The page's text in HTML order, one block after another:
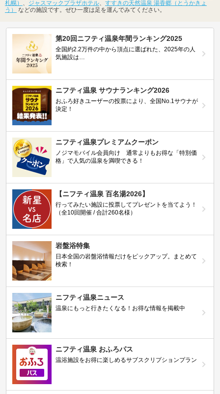
札幌）
ジャスマックプラザホテル
すすきの天然温泉 湯香郷（とうかきょ
う）
などの施設です。ぜひ一度は足を運んでみてください。
第20回ニフティ温泉年間ランキング2025
全国約2.2万件の中から頂点に選ばれた、2025年の人
気施設は…
ニフティ温泉 サウナランキング2026
おふろ好きユーザーの投票により、全国No.1サウナが
決定！
ニフティ温泉プレミアムクーポン
ノジマモバイル会員向け 通常よりもお得な「特別価
格」で人気の温泉を満喫できる！
【ニフティ温泉 百名湯2026】
行ってみたい施設に投票してプレゼントを当てよう！
（全10回開催 / 合計260名様）
岩盤浴特集
日本全国の岩盤浴情報だけをピックアップ。まとめて
検索！
ニフティ温泉ニュース
温泉にもっと行きたくなる！お得な情報を掲載中
ニフティ温泉 おふろパス
温浴施設をお得に楽しめるサブスクリプションプラン